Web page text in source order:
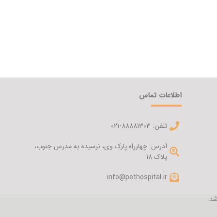
اطلاعات تماس
تلفن: 88881303-021
آدرس: چهارراه پارک وی، نرسیده به مدرس جنوب،
پلاک 18
info@pethospital.ir